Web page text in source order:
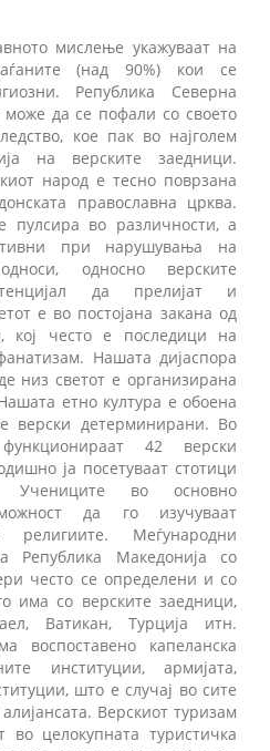
мислење укажуваат на
(над 90%) кои се
Република Северна
може да се пофали со своето
кое пак во најголем
на верските заедници.
народ е тесно поврзана
православна црква.
пулсира во различности, а
при нарушувања на
односно верските
да прелијат и
е во постојана закана од
кој често е последици на
Нашата дијаспора
низ светот е организирана
етно култура е обоена
верски детерминирани. Во
42 верски
ја посетуваат стотици
Учениците во основно
да го изучуваат
Меѓународни
Република Македонија со
често се определени и со
има со верските заедници,
Ватикан, Турција итн.
воспоставено капеланска
институции, армијата,
што е случај во сите
Верскиот туризам
целокупната туристичка